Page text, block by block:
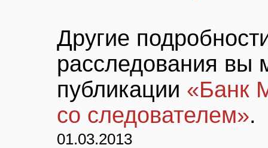
Другие
расследования вы
публикации «Банк
со следователем».
01.03.2013